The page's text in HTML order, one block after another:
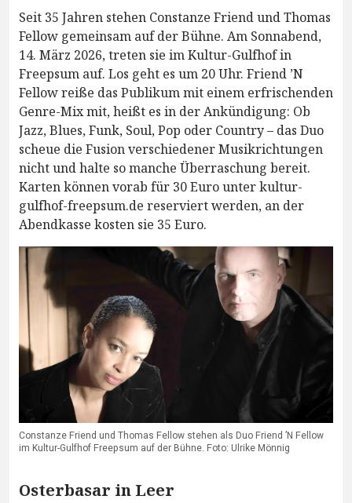
Seit 35 Jahren stehen Constanze Friend und Thomas
Fellow gemeinsam auf der Bühne. Am Sonnabend,
14. März 2026, treten sie im Kultur-Gulfhof in
Freepsum auf. Los geht es um 20 Uhr. Friend ’N
Fellow reiße das Publikum mit einem erfrischenden
Genre-Mix mit, heißt es in der Ankündigung: Ob
Jazz, Blues, Funk, Soul, Pop oder Country – das Duo
scheue die Fusion verschiedener Musikrichtungen
nicht und halte so manche Überraschung bereit.
Karten können vorab für 30 Euro unter kultur-
gulfhof-freepsum.de reserviert werden, an der
Abendkasse kosten sie 35 Euro.
Constanze Friend und Thomas Fellow stehen als Duo Friend ’N Fellow
im Kultur-Gulfhof Freepsum auf der Bühne. Foto: Ulrike Mönnig
Osterbasar in Leer